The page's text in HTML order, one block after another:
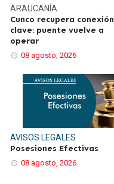
ARAUCANÍA
Cunco recupera conexión
clave: puente vuelve a
operar
08 agosto, 2026
AVISOS LEGALES
Posesiones Efectivas
08 agosto, 2026